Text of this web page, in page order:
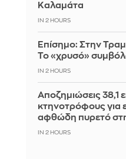
Καλαμάτα
IN 2 HOURS
Επίσημο: Στην
Το «χρυσό»
IN 2 HOURS
Αποζημιώσεις 38,1
κτηνοτρόφους για
αφθώδη πυρετό
IN 2 HOURS